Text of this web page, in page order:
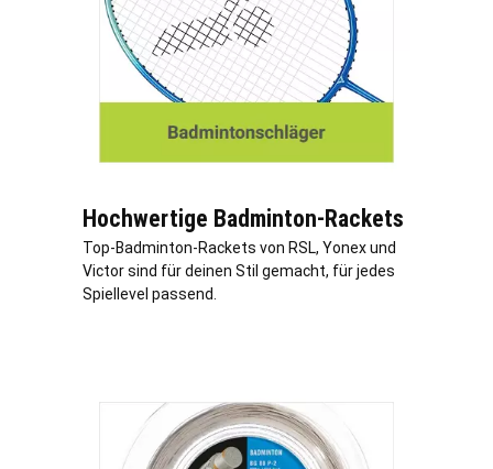
Hochwertige Badminton-Rackets
Top-Badminton-Rackets von RSL, Yonex und
Victor sind für deinen Stil gemacht, für jedes
Spiellevel passend.